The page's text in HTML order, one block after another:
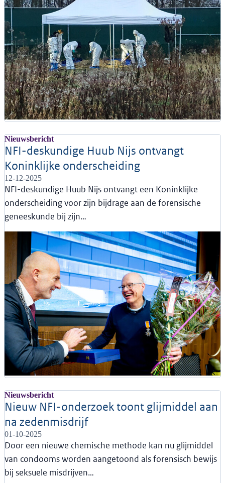
Nieuwsbericht
NFI-deskundige Huub Nijs ontvangt
Koninklijke onderscheiding
12-12-2025
NFI-deskundige Huub Nijs ontvangt een Koninklijke
onderscheiding voor zijn bijdrage aan de forensische
geneeskunde bij zijn…
Nieuwsbericht
Nieuw NFI-onderzoek toont glijmiddel aan
na zedenmisdrijf
01-10-2025
Door een nieuwe chemische methode kan nu glijmiddel
van condooms worden aangetoond als forensisch bewijs
bij seksuele misdrijven…